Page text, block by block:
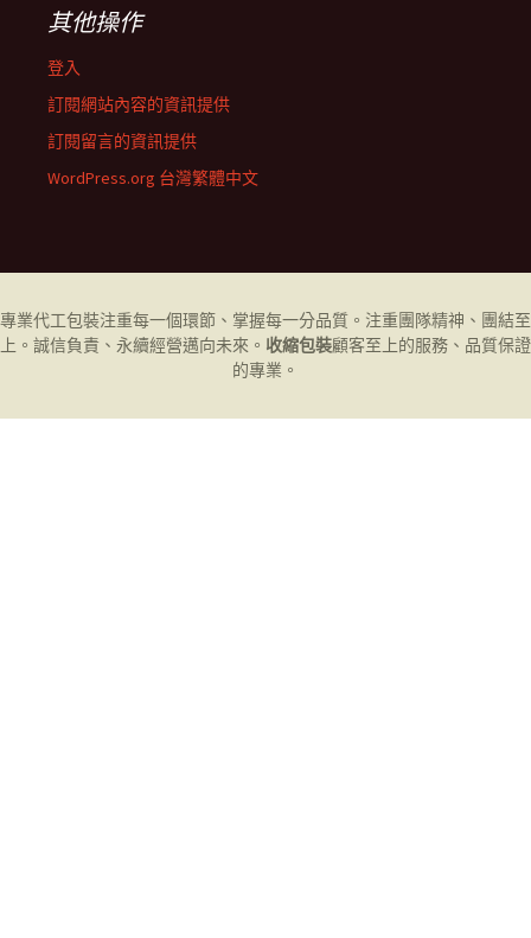
其他操作
登入
訂閱網站內容的資訊提供
訂閱留言的資訊提供
WordPress.org 台灣繁體中文
專業代工包裝注重每一個環節、掌握每一分品質。注重團隊精神、團結至
上。誠信負責、永續經營邁向未來。 收縮包裝顧客至上的服務、品質保證
的專業。